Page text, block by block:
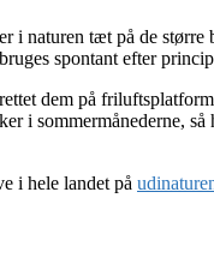
naturen tæt på de
spontant efter
dem på
i sommermånederne,
i hele landet på